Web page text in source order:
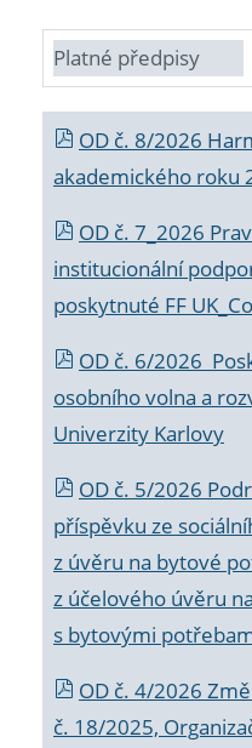
Platné předpisy
OD č. 8/2026
akademického roku
OD č. 7_2026
institucionální
poskytnuté FF
OD č. 6/2026
osobního volna a
Univerzity Karlovy
OD č. 5/2026
příspěvku ze
z úvěru na bytové
z účelového úvěru
s bytovými
OD č. 4/2026
č. 18/2025,